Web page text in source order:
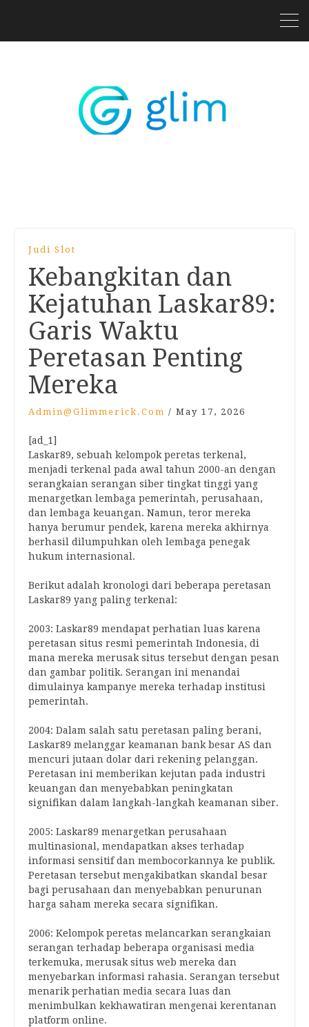
Judi Slot
Kebangkitan dan
Kejatuhan Laskar89:
Garis Waktu
Peretasan Penting
Mereka
Admin@glimmerick.com / May 17, 2026
[ad_1]
Laskar89, sebuah kelompok peretas terkenal,
menjadi terkenal pada awal tahun 2000-an dengan
serangkaian serangan siber tingkat tinggi yang
menargetkan lembaga pemerintah, perusahaan,
dan lembaga keuangan. Namun, teror mereka
hanya berumur pendek, karena mereka akhirnya
berhasil dilumpuhkan oleh lembaga penegak
hukum internasional.
Berikut adalah kronologi dari beberapa peretasan
Laskar89 yang paling terkenal:
2003: Laskar89 mendapat perhatian luas karena
peretasan situs resmi pemerintah Indonesia, di
mana mereka merusak situs tersebut dengan pesan
dan gambar politik. Serangan ini menandai
dimulainya kampanye mereka terhadap institusi
pemerintah.
2004: Dalam salah satu peretasan paling berani,
Laskar89 melanggar keamanan bank besar AS dan
mencuri jutaan dolar dari rekening pelanggan.
Peretasan ini memberikan kejutan pada industri
keuangan dan menyebabkan peningkatan
signifikan dalam langkah-langkah keamanan siber.
2005: Laskar89 menargetkan perusahaan
multinasional, mendapatkan akses terhadap
informasi sensitif dan membocorkannya ke publik.
Peretasan tersebut mengakibatkan skandal besar
bagi perusahaan dan menyebabkan penurunan
harga saham mereka secara signifikan.
2006: Kelompok peretas melancarkan serangkaian
serangan terhadap beberapa organisasi media
terkemuka, merusak situs web mereka dan
menyebarkan informasi rahasia. Serangan tersebut
menarik perhatian media secara luas dan
menimbulkan kekhawatiran mengenai kerentanan
platform online.